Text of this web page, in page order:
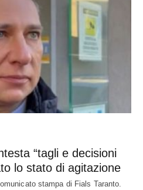
“tagli e decisioni
lo stato di agitazione
stampa di Fials Taranto.